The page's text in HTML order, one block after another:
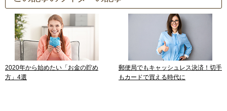
2020年から始めたい「お金の貯め
方」4選
郵便局でもキャッシュレス決済！切手
もカードで買える時代に